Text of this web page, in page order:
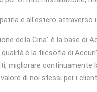
e all'estero
della Cina" è la base di
è la filosofia di Accurl"
migliorare continuamente
di noi stessi per i